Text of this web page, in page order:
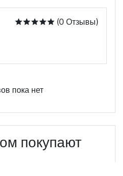
(0 Отзывы)
пока нет
покупают